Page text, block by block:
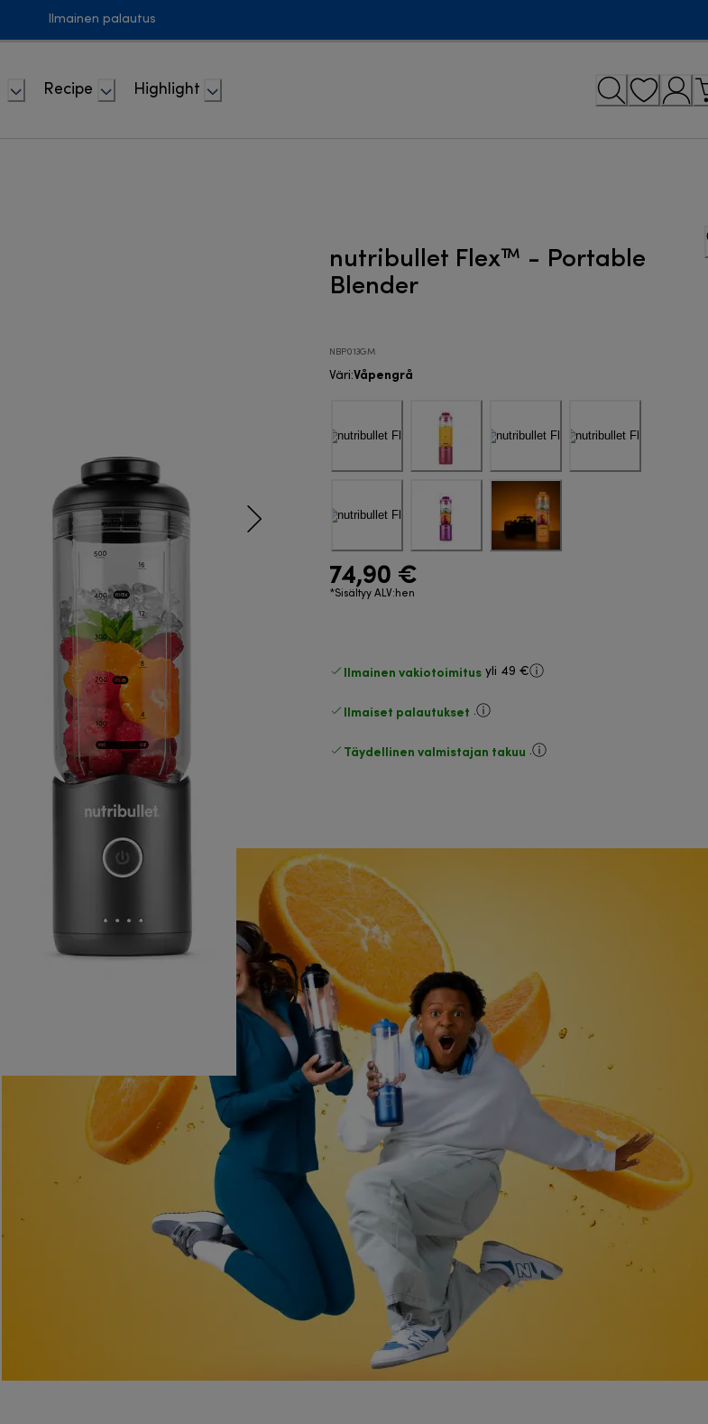
Ilmainen palautus
Recipe Highlight
nutribullet Flex™ - Portable
Blender
NBP013GM
Väri:Våpengrå
74,90 €
*Sisältyy ALV:hen
Ilmainen vakiotoimitus yli 49 €
Ilmaiset palautukset .
Täydellinen valmistajan takuu .